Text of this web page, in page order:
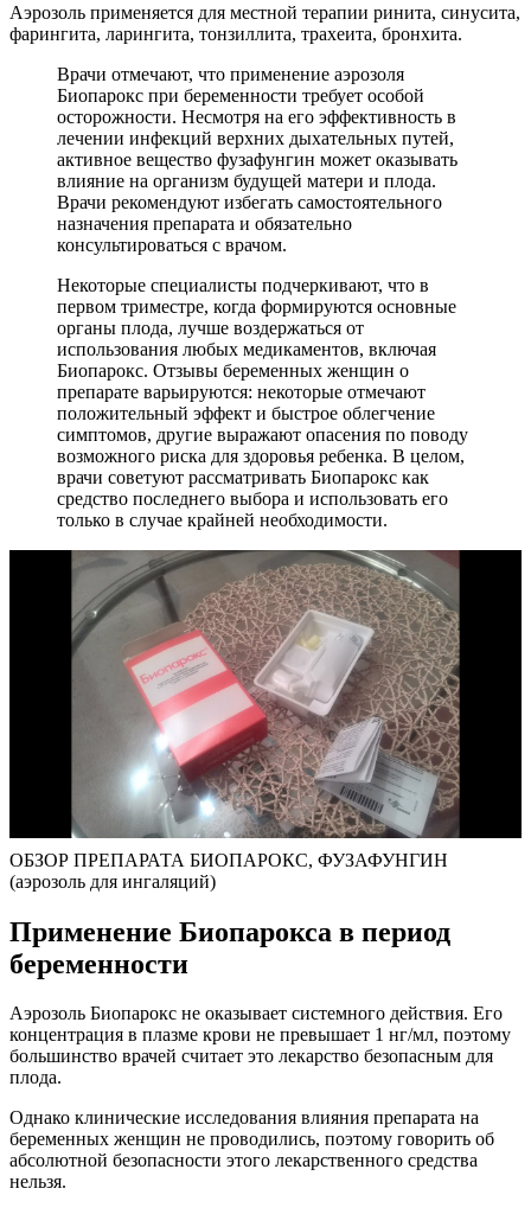
Аэрозоль применяется для местной терапии ринита, синусита,
фарингита, ларингита, тонзиллита, трахеита, бронхита.
Врачи отмечают, что применение аэрозоля
Биопарокс при беременности требует особой
осторожности. Несмотря на его эффективность в
лечении инфекций верхних дыхательных путей,
активное вещество фузафунгин может оказывать
влияние на организм будущей матери и плода.
Врачи рекомендуют избегать самостоятельного
назначения препарата и обязательно
консультироваться с врачом.
Некоторые специалисты подчеркивают, что в
первом триместре, когда формируются основные
органы плода, лучше воздержаться от
использования любых медикаментов, включая
Биопарокс. Отзывы беременных женщин о
препарате варьируются: некоторые отмечают
положительный эффект и быстрое облегчение
симптомов, другие выражают опасения по поводу
возможного риска для здоровья ребенка. В целом,
врачи советуют рассматривать Биопарокс как
средство последнего выбора и использовать его
только в случае крайней необходимости.
ОБЗОР ПРЕПАРАТА БИОПАРОКС, ФУЗАФУНГИН
(аэрозоль для ингаляций)
Применение Биопарокса в период
беременности
Аэрозоль Биопарокс не оказывает системного действия. Его
концентрация в плазме крови не превышает 1 нг/мл, поэтому
большинство врачей считает это лекарство безопасным для
плода.
Однако клинические исследования влияния препарата на
беременных женщин не проводились, поэтому говорить об
абсолютной безопасности этого лекарственного средства
нельзя.